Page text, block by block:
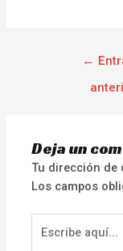
←
Deja un
Tu dirección de
Los campos
aquí...